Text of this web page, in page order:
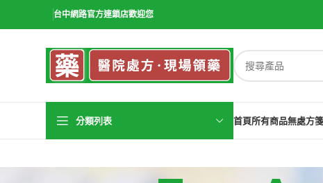
台中網路官方連鎖店歡迎您
分類列表 首頁所有商品無處方